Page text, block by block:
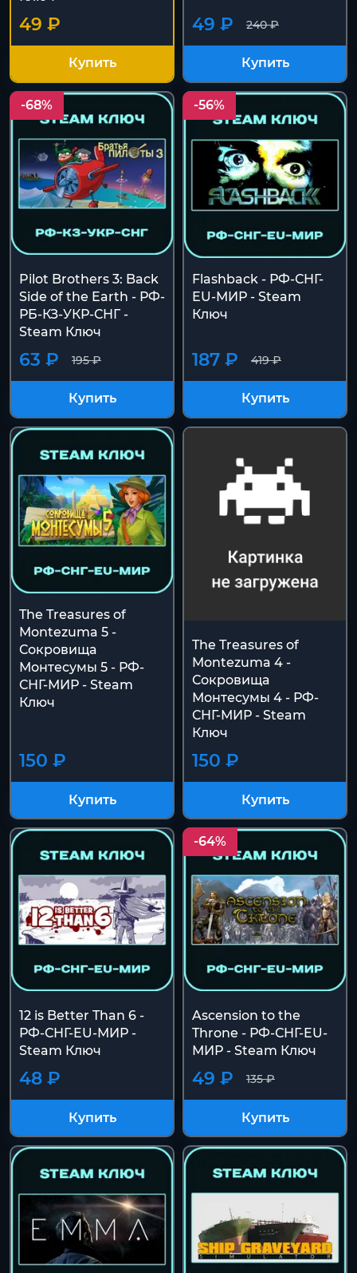
49 ₽
Купить
240 ₽
49 ₽
Купить
-68%
Pilot Brothers 3: Back
Side of the Earth - РФ-
РБ-КЗ-УКР-СНГ -
Steam Ключ
195 ₽
63 ₽
Купить
-56%
Flashback - РФ-СНГ-
EU-МИР - Steam
Ключ
419 ₽
187 ₽
Купить
The Treasures of
Montezuma 5 -
Сокровища
Монтесумы 5 - РФ-
СНГ-МИР - Steam
Ключ
150 ₽
Купить
The Treasures of
Montezuma 4 -
Сокровища
Монтесумы 4 - РФ-
СНГ-МИР - Steam
Ключ
150 ₽
Купить
12 is Better Than 6 -
РФ-СНГ-EU-МИР -
Steam Ключ
48 ₽
Купить
-64%
Ascension to the
Throne - РФ-СНГ-EU-
МИР - Steam Ключ
135 ₽
49 ₽
Купить